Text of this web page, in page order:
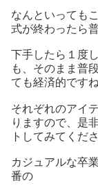
なんといっても
式が終わったら
下手したら１度
も、そのまま普
ても経済的ですね
それぞれのアイ
りますので、是
トしてみてくださ
カジュアルな卒
番の